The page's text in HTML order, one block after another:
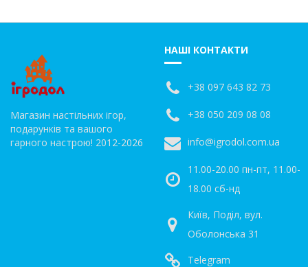
Магазин настільних ігор,
подарунків та вашого
гарного настрою! 2012-2026
НАШІ КОНТАКТИ
+38 097 643 82 73
+38 050 209 08 08
info@igrodol.com.ua
11.00-20.00 пн-пт, 11.00-
18.00 сб-нд
Київ, Поділ, вул.
Оболонська 31
Telegram